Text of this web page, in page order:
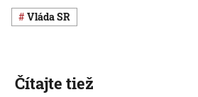
vláda SR
Čítajte tiež